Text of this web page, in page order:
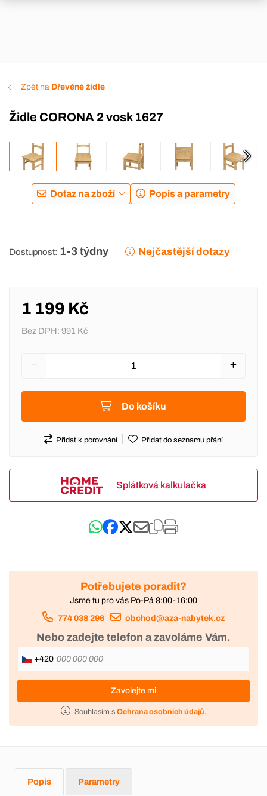
Zpět na Dřevěné židle
Židle CORONA 2 vosk 1627
Dotaz na zboží Popis a parametry
Dostupnost: 1-3 týdny Nejčastější dotazy
1 199 Kč
Bez DPH: 991 Kč
Do košíku
Přidat k porovnání Přidat do seznamu přání
Splátková kalkulačka
Potřebujete poradit?
Jsme tu pro vás Po-Pá 8:00-16:00
774 038 296 obchod@aza-nabytek.cz
Nebo zadejte telefon a zavoláme Vám.
+420
Zavolejte mi
Souhlasím s Ochrana osobních údajů.
Popis Parametry